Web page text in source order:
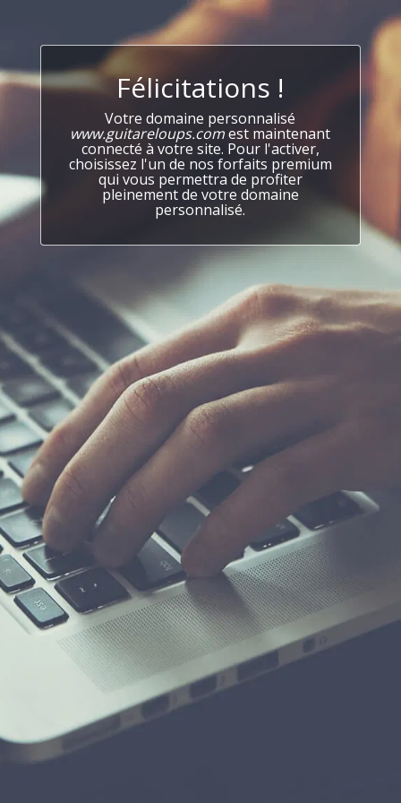
Félicitations !
Votre domaine personnalisé
www.guitareloups.comest maintenant
connecté à votre site. Pour l'activer,
choisissez l'un de nos forfaits premium
qui vous permettra de profiter
pleinement de votre domaine
personnalisé.